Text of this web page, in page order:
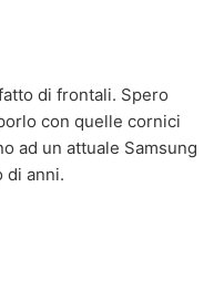
di frontali. Spero
con quelle cornici
ad un attuale Samsung
di anni.